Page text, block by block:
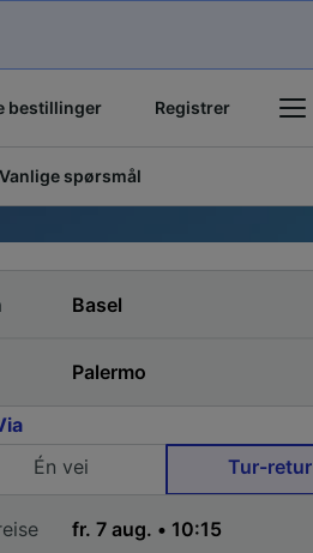
bestillinger Registrer
Vanlige spørsmål
Én vei
Tur-retur